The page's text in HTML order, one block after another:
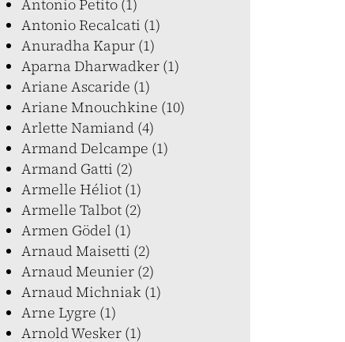
Antonio Petito (1)
Antonio Recalcati (1)
Anuradha Kapur (1)
Aparna Dharwadker (1)
Ariane Ascaride (1)
Ariane Mnouchkine (10)
Arlette Namiand (4)
Armand Delcampe (1)
Armand Gatti (2)
Armelle Héliot (1)
Armelle Talbot (2)
Armen Gödel (1)
Arnaud Maisetti (2)
Arnaud Meunier (2)
Arnaud Michniak (1)
Arne Lygre (1)
Arnold Wesker (1)